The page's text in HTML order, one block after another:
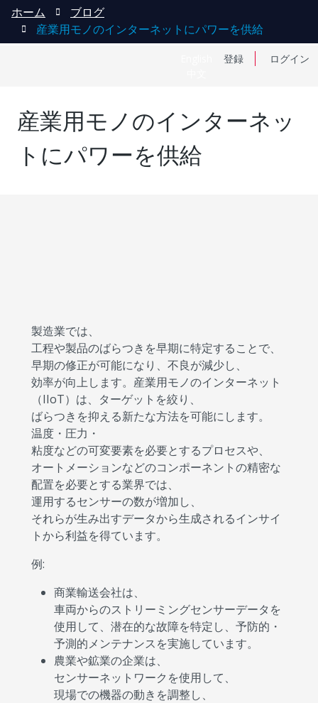
登録 ログイン
ホーム
ブログ
産業用モノのインターネットにパワーを供給
産業用モノのインターネッ
トにパワーを供給
製造業では、
工程や製品のばらつきを早期に特定することで、
早期の修正が可能になり、不良が減少し、
効率が向上します。産業用モノのインターネット
（IIoT）は、ターゲットを絞り、
ばらつきを抑える新たな方法を可能にします。
温度・圧力・
粘度などの可変要素を必要とするプロセスや、
オートメーションなどのコンポーネントの精密な
配置を必要とする業界では、
運用するセンサーの数が増加し、
それらが生み出すデータから生成されるインサイ
トから利益を得ています。
例:
商業輸送会社は、
車両からのストリーミングセンサーデータを
使用して、潜在的な故障を特定し、予防的・
予測的メンテナンスを実施しています。
農業や鉱業の企業は、
センサーネットワークを使用して、
現場での機器の動きを調整し、